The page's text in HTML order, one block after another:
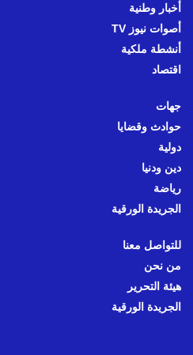
أخبار وطنية
أصوات نيوز TV
أنشطة ملكية
اقتصاد
جهات
حوادث وقضايا
دولية
دين ودنيا
رياضة
الجريدة الورقية
للتواصل معنا
من نحن
هيئة التحرير
الجريدة الورقية